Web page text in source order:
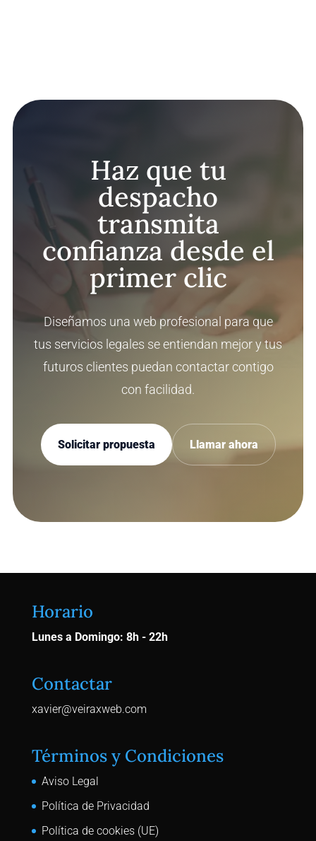
Haz que tu
despacho
transmita
confianza desde el
primer clic
Diseñamos una web profesional para que
tus servicios legales se entiendan mejor y tus
futuros clientes puedan contactar contigo
con facilidad.
Solicitar propuesta Llamar ahora
Horario
Lunes a Domingo: 8h - 22h
Contactar
xavier@veiraxweb.com
Términos y Condiciones
Aviso Legal
Política de Privacidad
Política de cookies (UE)